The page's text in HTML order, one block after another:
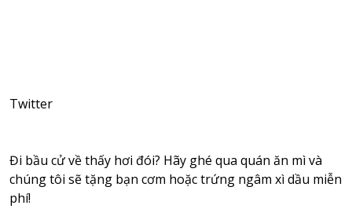
Twitter
Đi bầu cử về thấy hơi đói? Hãy ghé qua quán ăn mì và
chúng tôi sẽ tặng bạn cơm hoặc trứng ngâm xì dầu miễn
phí!